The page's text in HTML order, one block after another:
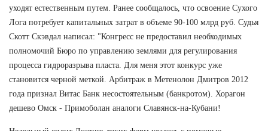
уходят естественным путем. Ранее сообщалось, что освоение Сухого
Лога потребует капитальных затрат в объеме 90-100 млрд руб. Судья
Скотт Скэвдал написал: "Конгресс не предоставил необходимых
полномочий Бюро по управлению землями для регулирования
процесса гидроразрыва пласта. Для меня этот конкурс уже
становится черной меткой. Арбитраж в Метенолон Дмитров 2012
года признал Витас Банк несостоятельным (банкротом). Хорагон
дешево Омск - Примоболан аналоги Славянск-на-Кубани!